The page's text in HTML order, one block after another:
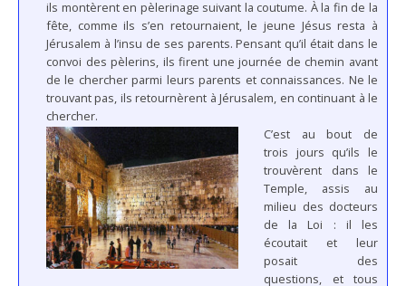
ils montèrent en pèlerinage suivant la coutume. À la fin de la
fête, comme ils s’en retournaient, le jeune Jésus resta à
Jérusalem à l’insu de ses parents. Pensant qu’il était dans le
convoi des pèlerins, ils firent une journée de chemin avant
de le chercher parmi leurs parents et connaissances. Ne le
trouvant pas, ils retournèrent à Jérusalem, en continuant à le
chercher.
C’est au bout de
trois jours qu’ils le
trouvèrent dans le
Temple, assis au
milieu des docteurs
de la Loi : il les
écoutait et leur
posait des
questions, et tous